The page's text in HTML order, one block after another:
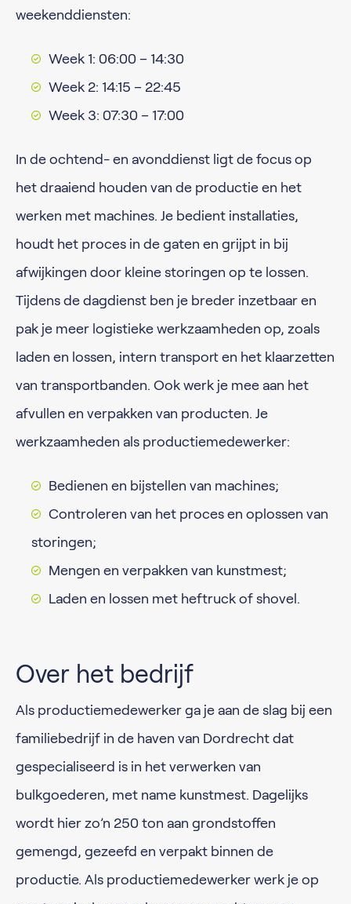
weekenddiensten:
Week 1: 06:00 – 14:30
Week 2: 14:15 – 22:45
Week 3: 07:30 – 17:00
In de ochtend- en avonddienst ligt de focus op
het draaiend houden van de productie en het
werken met machines. Je bedient installaties,
houdt het proces in de gaten en grijpt in bij
afwijkingen door kleine storingen op te lossen.
Tijdens de dagdienst ben je breder inzetbaar en
pak je meer logistieke werkzaamheden op, zoals
laden en lossen, intern transport en het klaarzetten
van transportbanden. Ook werk je mee aan het
afvullen en verpakken van producten. Je
werkzaamheden als productiemedewerker:
Bedienen en bijstellen van machines;
Controleren van het proces en oplossen van
storingen;
Mengen en verpakken van kunstmest;
Laden en lossen met heftruck of shovel.
Over het bedrijf
Als productiemedewerker ga je aan de slag bij een
familiebedrijf in de haven van Dordrecht dat
gespecialiseerd is in het verwerken van
bulkgoederen, met name kunstmest. Dagelijks
wordt hier zo’n 250 ton aan grondstoffen
gemengd, gezeefd en verpakt binnen de
productie. Als productiemedewerker werk je op